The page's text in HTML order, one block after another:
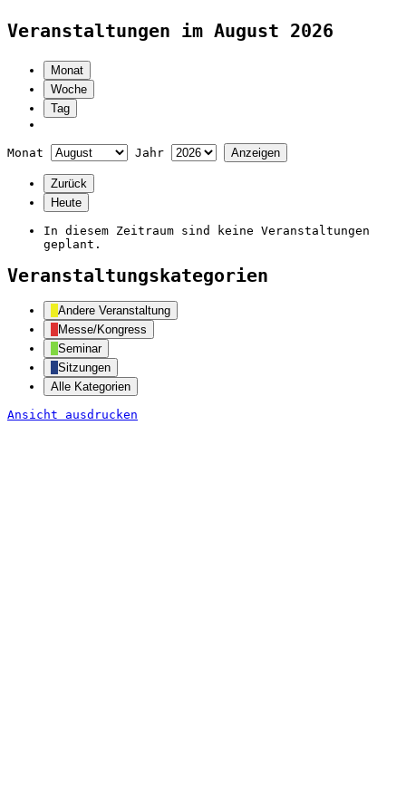
Veranstaltungen im August 2026
Monat
Woche
Tag
Monat Jahr
Zurück
Heute
In diesem Zeitraum sind keine Veranstaltungen
geplant.
Veranstaltungskategorien
Andere Veranstaltung
Messe/Kongress
Seminar
Sitzungen
Alle Kategorien
Ansicht ausdrucken